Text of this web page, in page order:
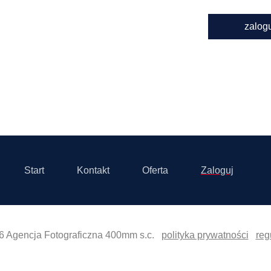
Start Kontakt Oferta Zaloguj
Agencja Fotograficzna 400mm s.c. polityka prywatności